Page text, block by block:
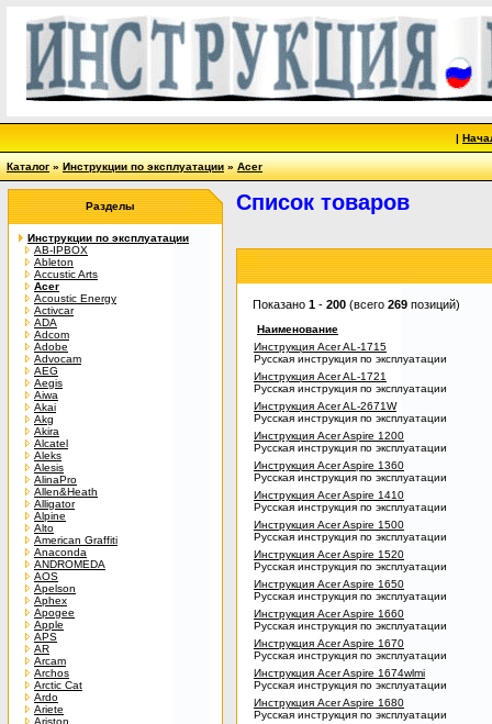
|
Каталог»Инструкции по эксплуатации»Acer
Разделы
Инструкции по эксплуатации
AB-IPBOX
Ableton
Accustic Arts
Acer
Acoustic Energy
Activcar
ADA
Adcom
Adobe
Advocam
AEG
Aegis
Aiwa
Akai
Akg
Akira
Alcatel
Aleks
Alesis
AlinaPro
Allen&Heath
Alligator
Alpine
Alto
American Graffiti
Anaconda
ANDROMEDA
AOS
Apelson
Aphex
Apogee
Apple
APS
AR
Arcam
Archos
Arctic Cat
Ardo
Ariete
Ariston
Список товаров
Показано 1 - 200 (всего 269 позиций)
Наименование
Инструкция Acer AL-1715
Русская инструкция по эксплуатации
Инструкция Acer AL-1721
Русская инструкция по эксплуатации
Инструкция Acer AL-2671W
Русская инструкция по эксплуатации
Инструкция Acer Aspire 1200
Русская инструкция по эксплуатации
Инструкция Acer Aspire 1360
Русская инструкция по эксплуатации
Инструкция Acer Aspire 1410
Русская инструкция по эксплуатации
Инструкция Acer Aspire 1500
Русская инструкция по эксплуатации
Инструкция Acer Aspire 1520
Русская инструкция по эксплуатации
Инструкция Acer Aspire 1650
Русская инструкция по эксплуатации
Инструкция Acer Aspire 1660
Русская инструкция по эксплуатации
Инструкция Acer Aspire 1670
Русская инструкция по эксплуатации
Инструкция Acer Aspire 1674wlmi
Русская инструкция по эксплуатации
Инструкция Acer Aspire 1680
Русская инструкция по эксплуатации